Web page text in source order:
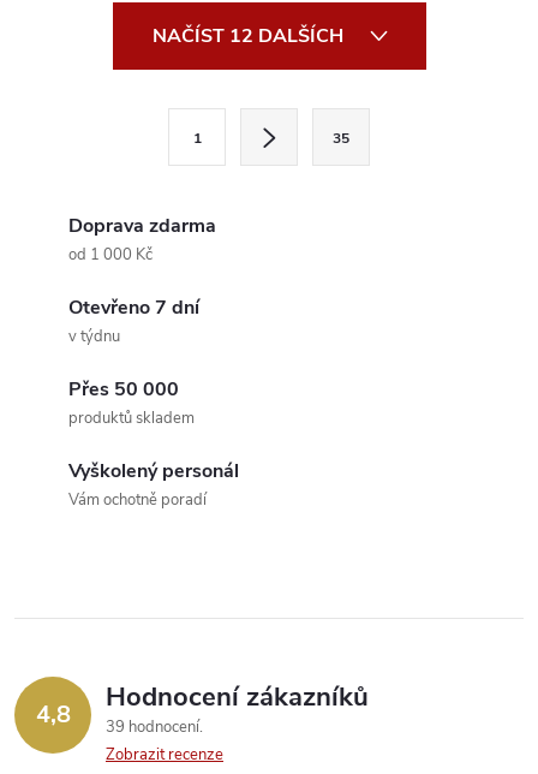
ý
p
NAČÍST 12 DALŠÍCH
1 35
Doprava zdarma
od 1 000 Kč
Otevřeno 7 dní
v týdnu
Přes 50 000
produktů skladem
Vyškolený personál
Vám ochotně poradí
4,8 Hodnocení zákazníků
39 hodnocení
Zobrazit recenze